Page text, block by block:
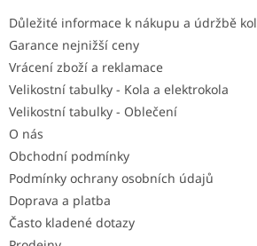
Důležité informace k nákupu a údržbě kol
Garance nejnižší ceny
Vrácení zboží a reklamace
Velikostní tabulky - Kola a elektrokola
Velikostní tabulky - Oblečení
O nás
Obchodní podmínky
Podmínky ochrany osobních údajů
Doprava a platba
Často kladené dotazy